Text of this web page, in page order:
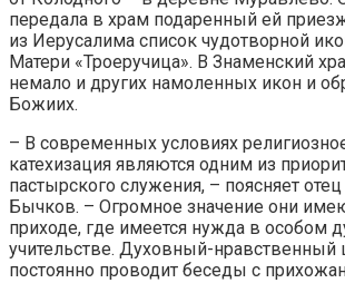
передала в храм подаренный ей
из Иерусалима список чудотворной
Матери «Троеручица». В Знаменский
немало и других намоленных икон и
Божиих.
– В современных условиях
катехизация являются одним из
пастырского служения, – поясняет
Бычков. – Огромное значение они
приходе, где имеется нужда в особом
учительстве. Духовный-нравственный
постоянно проводит беседы с